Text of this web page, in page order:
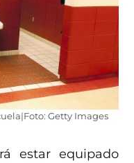
Getty Images
estar equipado